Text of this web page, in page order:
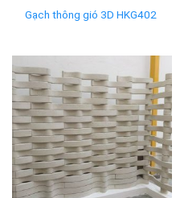
Gạch thông gió 3D HKG402